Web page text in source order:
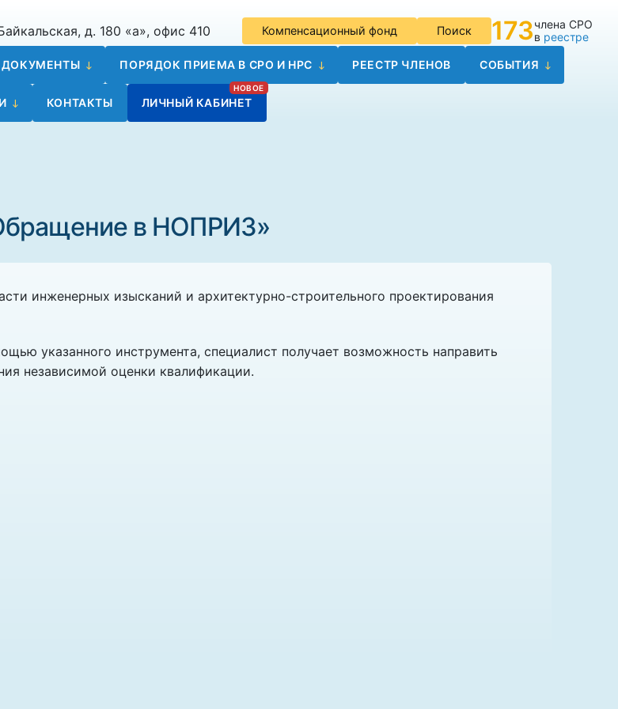
д. 180 «а», офис 410 Компенсационный фонд Поиск 173члена СРО
в реестре
ДОКУМЕНТЫ ПОРЯДОК ПРИЕМА В СРО И НРС РЕЕСТР ЧЛЕНОВ СОБЫТИЯ
КОНТАКТЫ ЛИЧНЫЙ КАБИНЕТ
в НОПРИЗ»
инженерных изысканий и архитектурно-строительного проектирования
указанного инструмента, специалист получает возможность направить
независимой оценки квалификации.